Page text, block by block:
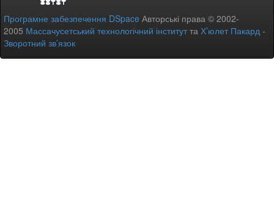
Програмне забезпечення DSpace Авторські права © 2002-
2005 Массачусетський технологічний інститутта Х’юлет Пакард -
Зворотний зв’язок